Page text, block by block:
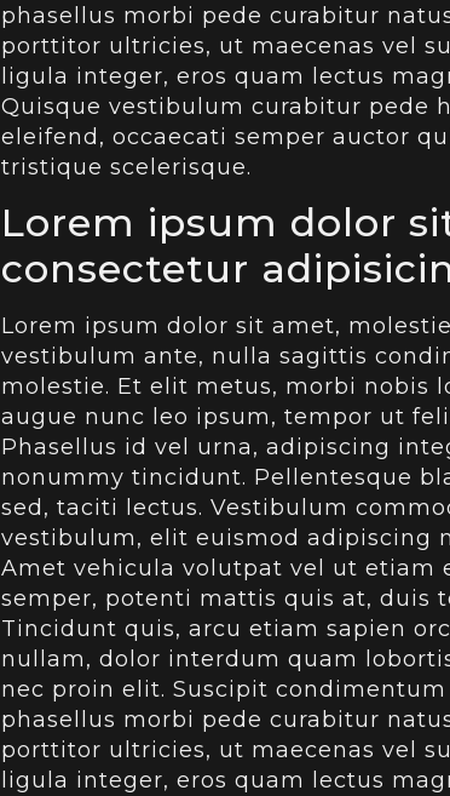
phasellus morbi pede curabitur
porttitor ultricies, ut maecenas vel
ligula integer, eros quam lectus
Quisque vestibulum curabitur pede
eleifend, occaecati semper auctor
tristique scelerisque.
Lorem ipsum dolor
consectetur
Lorem ipsum dolor sit amet,
vestibulum ante, nulla sagittis
molestie. Et elit metus, morbi nobis
augue nunc leo ipsum, tempor ut
Phasellus id vel urna, adipiscing
nonummy tincidunt. Pellentesque
sed, taciti lectus. Vestibulum
vestibulum, elit euismod adipiscing
Amet vehicula volutpat vel ut etiam
semper, potenti mattis quis at, duis
Tincidunt quis, arcu etiam sapien
nullam, dolor interdum quam
nec proin elit. Suscipit
phasellus morbi pede curabitur
porttitor ultricies, ut maecenas vel
ligula integer, eros quam lectus